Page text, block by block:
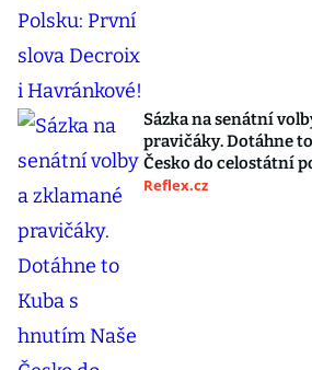
Sázka na senátní
pravičáky. Dotáhne
Česko do celostátní
Reflex.cz